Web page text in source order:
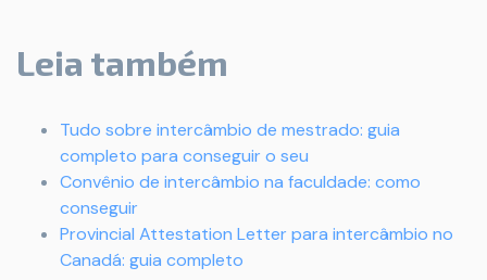
Leia também
Tudo sobre intercâmbio de mestrado: guia
completo para conseguir o seu
Convênio de intercâmbio na faculdade: como
conseguir
Provincial Attestation Letter para intercâmbio no
Canadá: guia completo